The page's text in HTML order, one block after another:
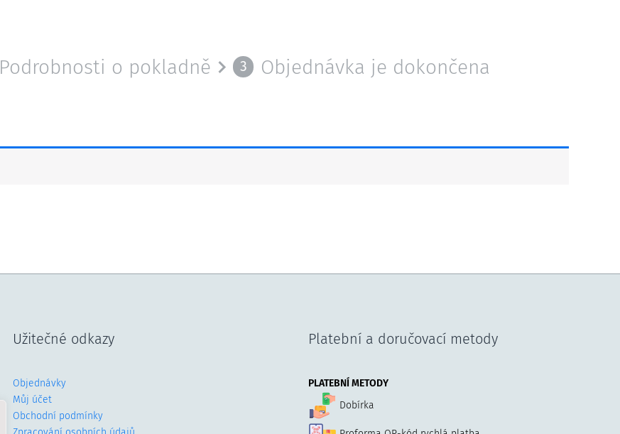
Podrobnosti o pokladně 3 Objednávka je dokončena
Užitečné odkazy
Objednávky
Můj účet
Obchodní podmínky
Platební a doručovací metody
PLATEBNÍ METODY
Dobírka